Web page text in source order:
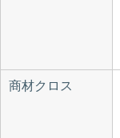
商材クロス